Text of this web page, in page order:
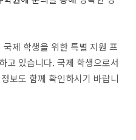
제 학생을 위한 특별 지원 프
고 있습니다. 국제 학생으로서
보도 함께 확인하시기 바랍니